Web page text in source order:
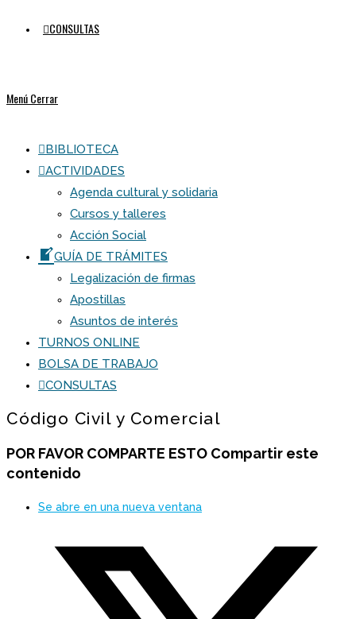
CONSULTAS
MenúCerrar
BIBLIOTECA
ACTIVIDADES
Agenda cultural y solidaria
Cursos y talleres
Acción Social
GUÍA DE TRÁMITES
Legalización de firmas
Apostillas
Asuntos de interés
TURNOS ONLINE
BOLSA DE TRABAJO
CONSULTAS
Código Civil y Comercial
POR FAVOR COMPARTE ESTO Compartir este
contenido
Se abre en una nueva ventana